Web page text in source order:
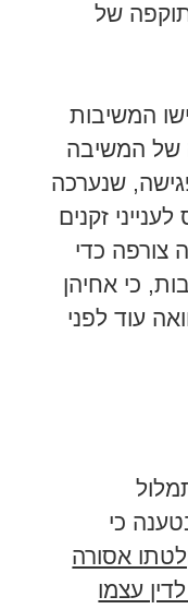
של
המשיבות
של המשיבה
שנערכה
זקנים
צורפה כדי
כי אחיהן
עוד לפני
כי
אסורה
עצמו